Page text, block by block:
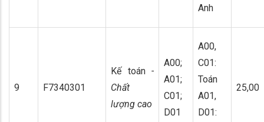
Anh
9 F7340301
Kế toán -
Chất
lượng cao
A00;
A01;
C01;
D01
A00,
C01:
Toán
A01,
D01:
25,00